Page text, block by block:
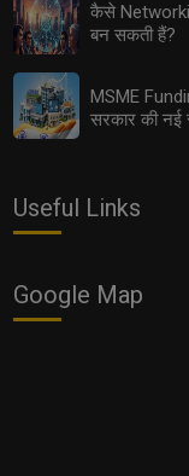
Women
और फायदेमंद बिज़नेस
कैसे
बन सकती हैं?
MSME
सरकार की नई
Useful Links
Google Map